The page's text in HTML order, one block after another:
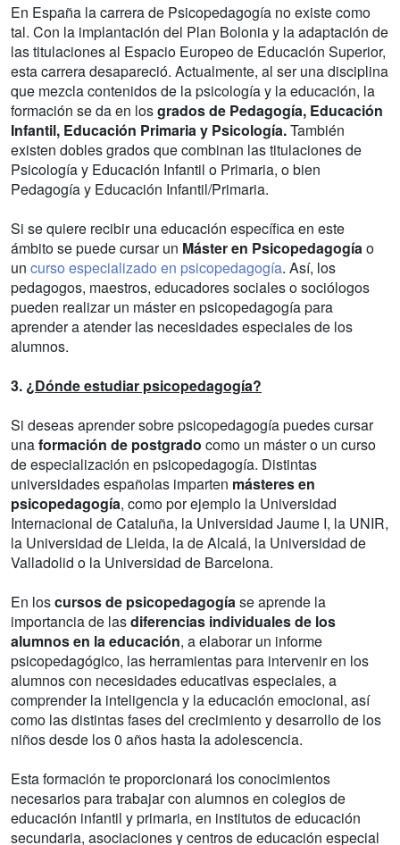
En España la carrera de Psicopedagogía no existe como
tal. Con la implantación del Plan Bolonia y la adaptación de
las titulaciones al Espacio Europeo de Educación Superior,
esta carrera desapareció. Actualmente, al ser una disciplina
que mezcla contenidos de la psicología y la educación, la
formación se da en losgrados de Pedagogía, Educación
Infantil, Educación Primaria y Psicología.También
existen dobles grados que combinan las titulaciones de
Psicología y Educación Infantil o Primaria, o bien
Pedagogía y Educación Infantil/Primaria.
Si se quiere recibir una educación específica en este
ámbito se puede cursar un Máster en Psicopedagogía o
un curso especializado en psicopedagogía. Así, los
pedagogos, maestros, educadores sociales o sociólogos
pueden realizar un máster en psicopedagogía para
aprender a atender las necesidades especiales de los
alumnos.
3. ¿Dónde estudiar psicopedagogía?
Si deseas aprender sobre psicopedagogía puedes cursar
unaformación de postgrado como un máster o un curso
de especialización en psicopedagogía. Distintas
universidades españolas imparten másteres en
psicopedagogía, como por ejemplo la Universidad
Internacional de Cataluña, la Universidad Jaume I, la UNIR,
la Universidad de Lleida, la de Alcalá, la Universidad de
Valladolid o la Universidad de Barcelona.
En loscursos de psicopedagogía se aprende la
importancia de lasdiferencias individuales de los
alumnos en la educación, a elaborar un informe
psicopedagógico, las herramientas para intervenir en los
alumnos con necesidades educativas especiales, a
comprender la inteligencia y la educación emocional, así
como las distintas fases del crecimiento y desarrollo de los
niños desde los 0 años hasta la adolescencia.
Esta formación te proporcionará los conocimientos
necesarios para trabajar con alumnos en colegios de
educación infantil y primaria, en institutos de educación
secundaria, asociaciones y centros de educación especial